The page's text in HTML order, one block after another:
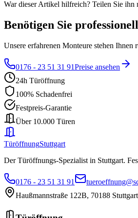
War dieser Artikel hilfreich? Teilen Sie ihn
Benötigen Sie
Unsere erfahrenen Monteure stehen
0176 - 23 51 31 91Preise ansehen
24h Türöffnung
100% Schadenfrei
Festpreis-Garantie
Über 10.000 Türen
TüröffnungStuttgart
Der Türöffnungs-Spezialist in Stuttgart.
0176 - 23 51 31 91
Haußmannstraße 122B, 70188 Stuttgart